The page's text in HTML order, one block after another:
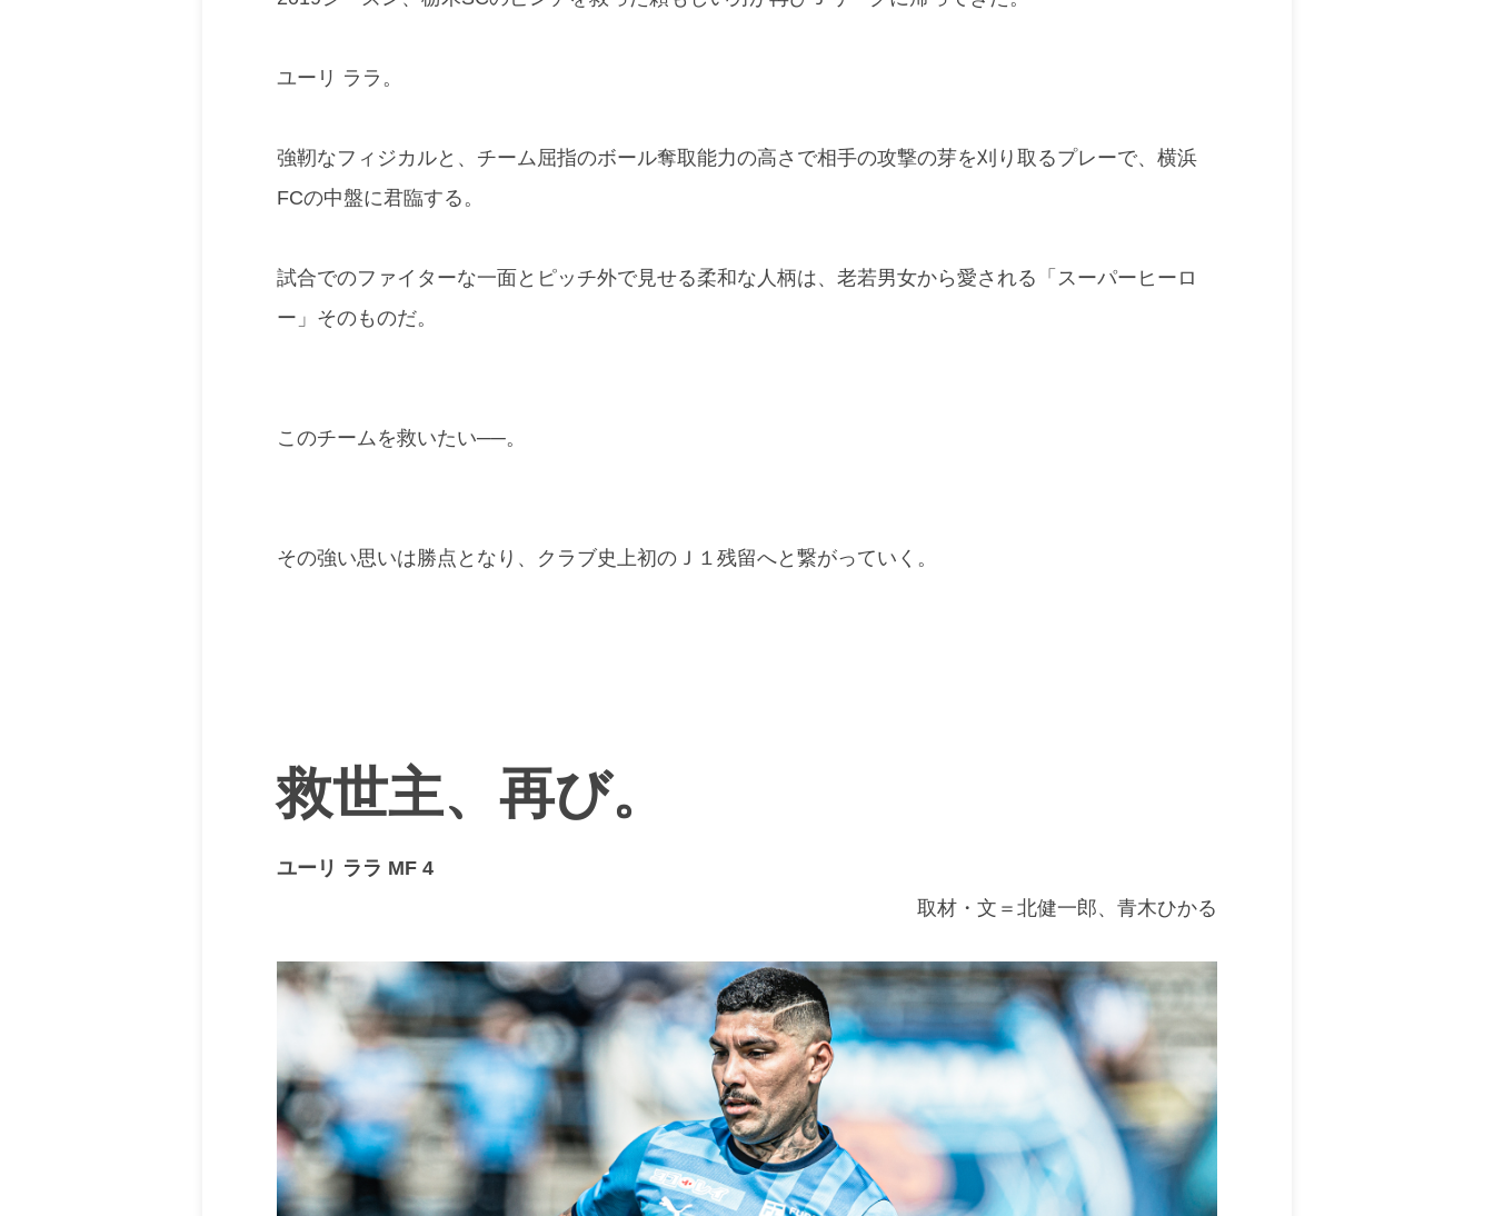
ユーリ ララ。
強靭なフィジカルと、チーム屈指のボール奪取能力の高さで相手の攻撃の芽を刈り取るプレーで、横浜
FCの中盤に君臨する。
試合でのファイターな一面とピッチ外で見せる柔和な人柄は、老若男女から愛される「スーパーヒーロ
ー」そのものだ。
このチームを救いたい──。
その強い思いは勝点となり、クラブ史上初のＪ１残留へと繋がっていく。
救世主、再び。
ユーリ ララ MF 4
取材・文＝北健一郎、青木ひかる